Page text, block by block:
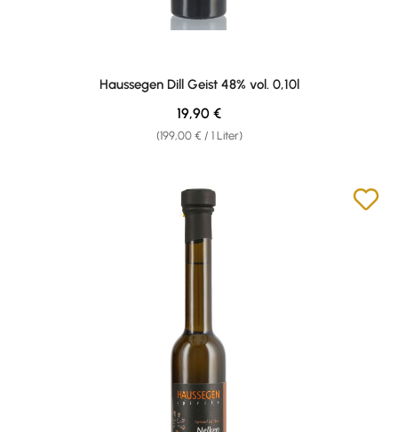
Haussegen Dill Geist 48% vol. 0,10l
(199,00 € / 1 Liter)
Regulärer Preis:
19,90 €